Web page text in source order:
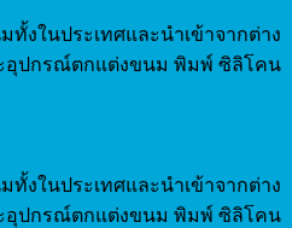
งในประเทศและนำเข้าจากต่าง
อุปกรณ์ตกแต่งขนม พิมพ์ ซิลิโคน
งในประเทศและนำเข้าจากต่าง
อุปกรณ์ตกแต่งขนม พิมพ์ ซิลิโคน